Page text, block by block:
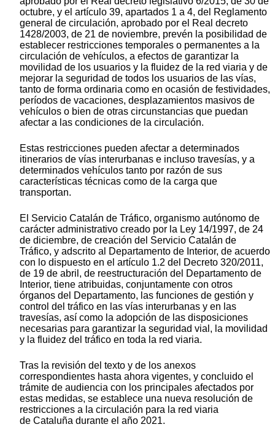
octubre, y el artículo 39, apartados 1 a 4, del Reglamento
general de circulación, aprobado por el Real decreto
1428/2003, de 21 de noviembre, prevén la posibilidad de
establecer restricciones temporales o permanentes a la
circulación de vehículos, a efectos de garantizar la
movilidad de los usuarios y la fluidez de la red viaria y de
mejorar la seguridad de todos los usuarios de las vías,
tanto de forma ordinaria como en ocasión de festividades,
períodos de vacaciones, desplazamientos masivos de
vehículos o bien de otras circunstancias que puedan
afectar a las condiciones de la circulación.
Estas restricciones pueden afectar a determinados
itinerarios de vías interurbanas e incluso travesías, y a
determinados vehículos tanto por razón de sus
características técnicas como de la carga que
transportan.
El Servicio Catalán de Tráfico, organismo autónomo de
carácter administrativo creado por la Ley 14/1997, de 24
de diciembre, de creación del Servicio Catalán de
Tráfico, y adscrito al Departamento de Interior, de acuerdo
con lo dispuesto en el artículo 1.2 del Decreto 320/2011,
de 19 de abril, de reestructuración del Departamento de
Interior, tiene atribuidas, conjuntamente con otros
órganos del Departamento, las funciones de gestión y
control del tráfico en las vías interurbanas y en las
travesías, así como la adopción de las disposiciones
necesarias para garantizar la seguridad vial, la movilidad
y la fluidez del tráfico en toda la red viaria.
Tras la revisión del texto y de los anexos
correspondientes hasta ahora vigentes, y concluido el
trámite de audiencia con los principales afectados por
estas medidas, se establece una nueva resolución de
restricciones a la circulación para la red viaria
de Cataluña durante el año 2021.